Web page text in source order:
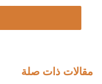
رسوم سنوية تدفع مقابل
الحمد لله، والصلاة
مقالات ذات صلة